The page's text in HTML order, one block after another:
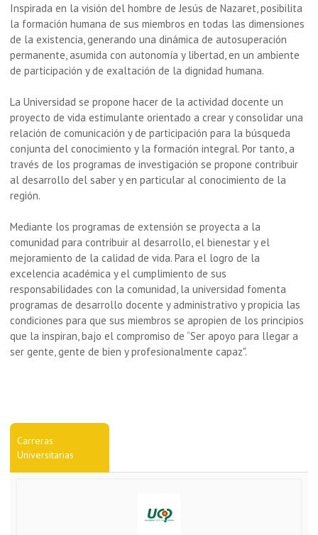
Inspirada en la visión del hombre de Jesús de Nazaret, posibilita
la formación humana de sus miembros en todas las dimensiones
de la existencia, generando una dinámica de autosuperación
permanente, asumida con autonomía y libertad, en un ambiente
de participación y de exaltación de la dignidad humana.
La Universidad se propone hacer de la actividad docente un
proyecto de vida estimulante orientado a crear y consolidar una
relación de comunicación y de participación para la búsqueda
conjunta del conocimiento y la formación integral. Por tanto, a
través de los programas de investigación se propone contribuir
al desarrollo del saber y en particular al conocimiento de la
región.
Mediante los programas de extensión se proyecta a la
comunidad para contribuir al desarrollo, el bienestar y el
mejoramiento de la calidad de vida. Para el logro de la
excelencia académica y el cumplimiento de sus
responsabilidades con la comunidad, la universidad fomenta
programas de desarrollo docente y administrativo y propicia las
condiciones para que sus miembros se apropien de los principios
que la inspiran, bajo el compromiso de “Ser apoyo para llegar a
ser gente, gente de bien y profesionalmente capaz".
Carreras
Universitarias